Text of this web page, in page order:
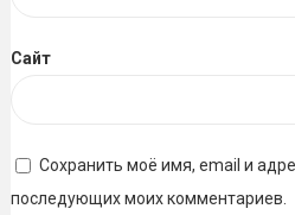
Сайт
Сохранить моё имя, email и
последующих моих комментариев.